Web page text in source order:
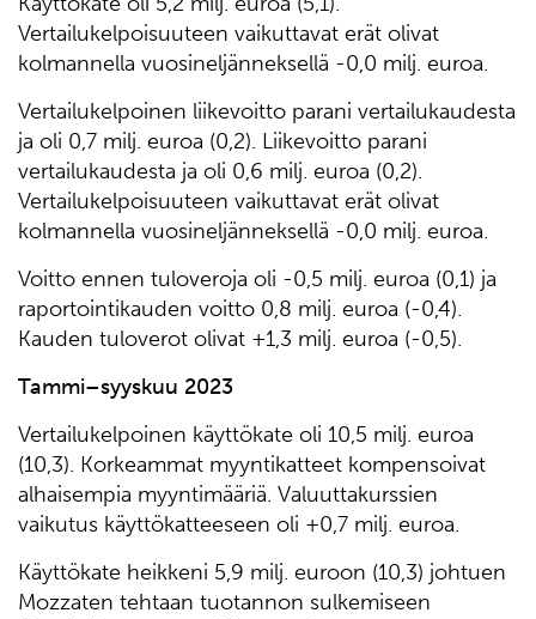
Vertailukelpoisuuteen vaikuttavat erät olivat
kolmannella vuosineljänneksellä -0,0 milj. euroa.
Vertailukelpoinen liikevoitto parani vertailukaudesta
ja oli 0,7 milj. euroa (0,2). Liikevoitto parani
vertailukaudesta ja oli 0,6 milj. euroa (0,2).
Vertailukelpoisuuteen vaikuttavat erät olivat
kolmannella vuosineljänneksellä -0,0 milj. euroa.
Voitto ennen tuloveroja oli -0,5 milj. euroa (0,1) ja
raportointikauden voitto 0,8 milj. euroa (-0,4).
Kauden tuloverot olivat +1,3 milj. euroa (-0,5).
Tammi–syyskuu 2023
Vertailukelpoinen käyttökate oli 10,5 milj. euroa
(10,3). Korkeammat myyntikatteet kompensoivat
alhaisempia myyntimääriä. Valuuttakurssien
vaikutus käyttökatteeseen oli +0,7 milj. euroa.
Käyttökate heikkeni 5,9 milj. euroon (10,3) johtuen
Mozzaten tehtaan tuotannon sulkemiseen